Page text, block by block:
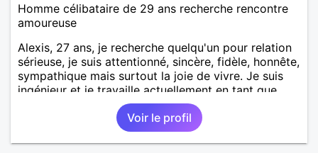
Homme célibataire de 29 ans recherche rencontre
amoureuse
Alexis, 27 ans, je recherche quelqu'un pour relation
sérieuse, je suis attentionné, sincère, fidèle, honnête,
sympathique mais surtout la joie de vivre. Je suis
ingénieur et je travaille actuellement en tant que
contrôleur technique dans un bureau de contrôle sur
Voir le profil